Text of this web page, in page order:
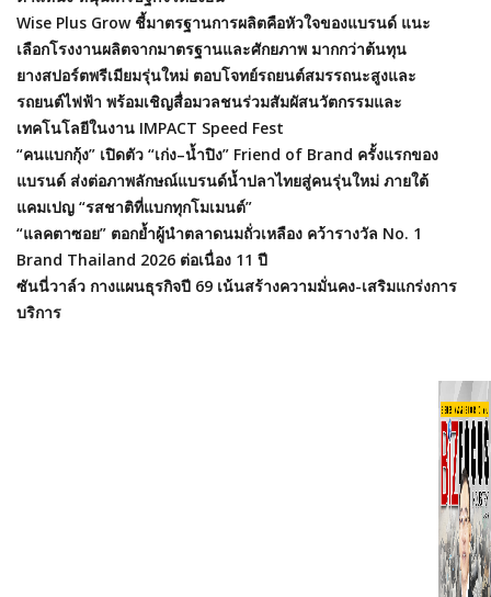
Wise Plus Grow ชี้มาตรฐานการผลิตคือหัวใจของแบรนด์ แนะ
เลือกโรงงานผลิตจากมาตรฐานและศักยภาพ มากกว่าต้นทุน
ยางสปอร์ตพรีเมียมรุ่นใหม่ ตอบโจทย์รถยนต์สมรรถนะสูงและ
รถยนต์ไฟฟ้า พร้อมเชิญสื่อมวลชนร่วมสัมผัสนวัตกรรมและ
เทคโนโลยีในงาน IMPACT Speed Fest
“คนแบกกุ้ง” เปิดตัว “เก่ง–น้ำปิง” Friend of Brand ครั้งแรกของ
แบรนด์ ส่งต่อภาพลักษณ์แบรนด์น้ำปลาไทยสู่คนรุ่นใหม่ ภายใต้
แคมเปญ “รสชาติที่แบกทุกโมเมนต์”
“แลคตาซอย” ตอกย้ำผู้นำตลาดนมถั่วเหลือง คว้ารางวัล No. 1
Brand Thailand 2026 ต่อเนื่อง 11 ปี
ซันนี่วาล์ว กางแผนธุรกิจปี 69 เน้นสร้างความมั่นคง-เสริมแกร่งการ
บริการ